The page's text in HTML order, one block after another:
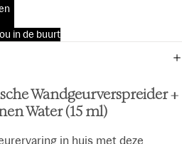
in de buurt
Wandgeurverspreider +
Water (15 ml)
in huis met deze